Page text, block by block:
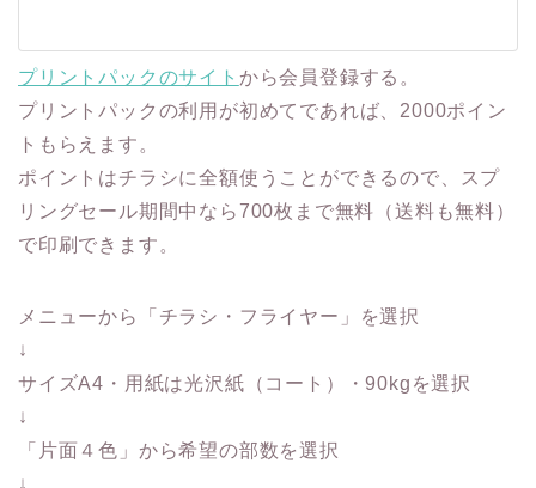
プリントパックのサイト から会員登録する。
プリントパックの利用が初めてであれば、2000ポイン
トもらえます。
ポイントはチラシに全額使うことができるので、スプ
リングセール期間中なら700枚まで無料（送料も無料）
で印刷できます。
メニューから「チラシ・フライヤー」を選択
↓
サイズA4・用紙は光沢紙（コート）・90kgを選択
↓
「片面４色」から希望の部数を選択
↓